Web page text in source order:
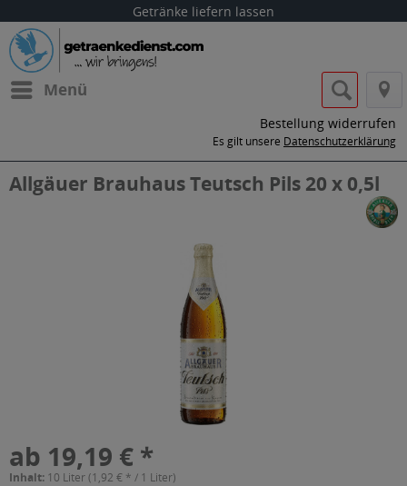
Getränke liefern lassen
Menü
Bestellung widerrufen
Es gilt unsere Datenschutzerklärung
Allgäuer Brauhaus Teutsch Pils 20 x 0,5l
ab 19,19 € *
Inhalt: 10 Liter (1,92 € * / 1 Liter)